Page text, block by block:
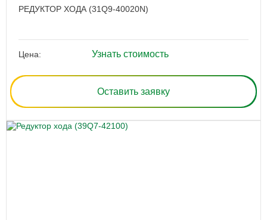
РЕДУКТОР ХОДА (31Q9-40020N)
Цена: Узнать стоимость
Оставить заявку